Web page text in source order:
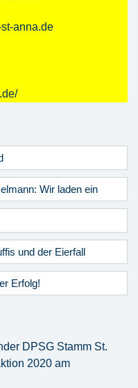
anna.de
Wir laden ein
und der Eierfall
Erfolg!
DPSG Stamm St.
2020 am